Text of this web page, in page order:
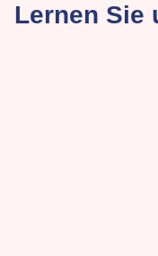
Lernen Sie